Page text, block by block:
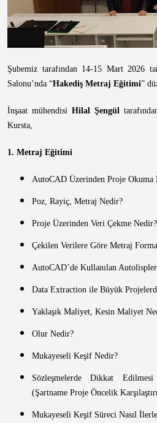
Şubemiz tarafından 14-15 Mart 2026
Salonu’nda “Hakediş Metraj Eğitimi”
İnşaat mühendisi Hilal Şengül
Kursta,
1. Metraj Eğitimi
AutoCAD Üzerinden Proje Okuma
Poz, Rayiç, Metraj Nedir?
Proje Üzerinden Veri Çekme Nedir?
Çekilen Verilere Göre Metraj
AutoCAD’de Kullanılan Autolispler
Data Extraction ile Büyük
Yaklaşık Maliyet, Kesin Maliyet
Olur Nedir?
Mukayeseli Keşif Nedir?
Sözleşmelerde Dikkat
(Şartname Proje Öncelik
Mukayeseli Keşif Süreci Nasıl